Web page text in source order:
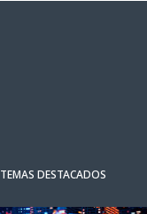
TEMAS DESTACADOS